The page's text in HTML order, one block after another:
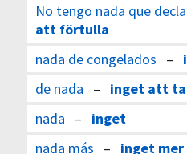
No tengo nada que
att förtulla
nada de congelados –
de nada – inget att
nada – inget
nada más – inget mer